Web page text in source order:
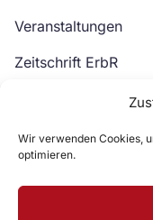
Wir verwenden Cookies,
optimieren.
Veranstaltungen
Zeitschrift ErbR